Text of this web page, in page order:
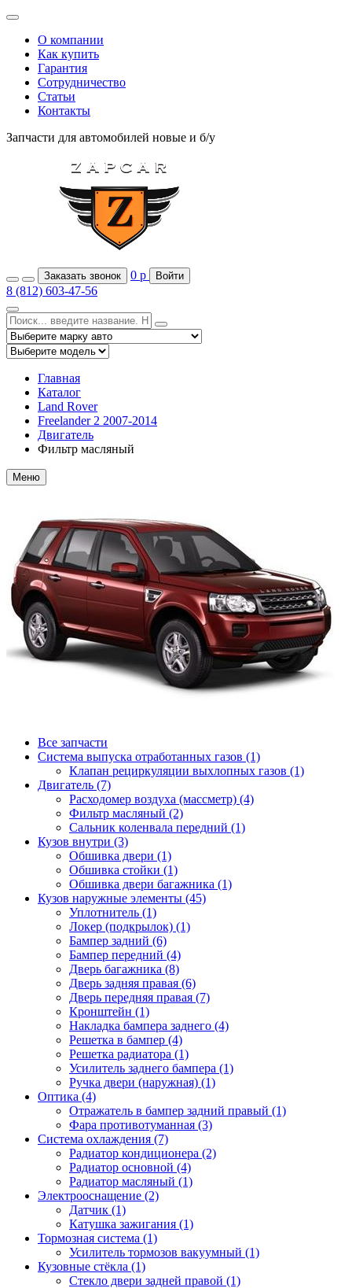
О компании
Как купить
Гарантия
Сотрудничество
Статьи
Контакты
Запчасти для автомобилей новые и б/у
Заказать звонок 0 р Войти
8 (812) 603-47-56
Главная
Каталог
Land Rover
Freelander 2 2007-2014
Двигатель
Фильтр масляный
Меню
Все запчасти
Система выпуска отработанных газов (1)
Клапан рециркуляции выхлопных газов (1)
Двигатель (7)
Расходомер воздуха (массметр) (4)
Фильтр масляный (2)
Сальник коленвала передний (1)
Кузов внутри (3)
Обшивка двери (1)
Обшивка стойки (1)
Обшивка двери багажника (1)
Кузов наружные элементы (45)
Уплотнитель (1)
Локер (подкрылок) (1)
Бампер задний (6)
Бампер передний (4)
Дверь багажника (8)
Дверь задняя правая (6)
Дверь передняя правая (7)
Кронштейн (1)
Накладка бампера заднего (4)
Решетка в бампер (4)
Решетка радиатора (1)
Усилитель заднего бампера (1)
Ручка двери (наружная) (1)
Оптика (4)
Отражатель в бампер задний правый (1)
Фара противотуманная (3)
Система охлаждения (7)
Радиатор кондиционера (2)
Радиатор основной (4)
Радиатор масляный (1)
Электрооснащение (2)
Датчик (1)
Катушка зажигания (1)
Тормозная система (1)
Усилитель тормозов вакуумный (1)
Кузовные стёкла (1)
Стекло двери задней правой (1)